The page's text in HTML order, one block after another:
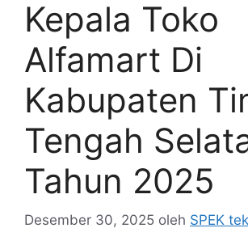
Kepala Toko
Alfamart Di
Kabupaten
Tengah
Tahun 2025
Desember 30, 2025 oleh SPEK